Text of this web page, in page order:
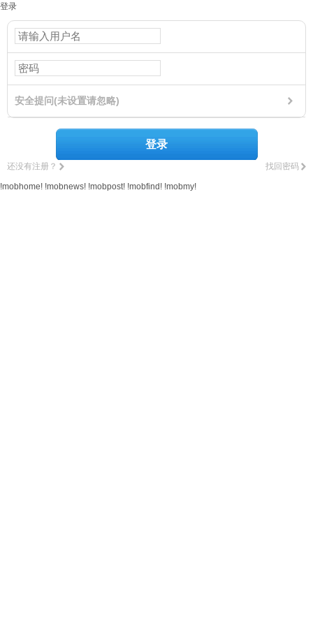
登录
安全提问(未设置请忽略)
登录
找回密码
还没有注册？
!mobhome! !mobnews! !mobpost! !mobfind! !mobmy!